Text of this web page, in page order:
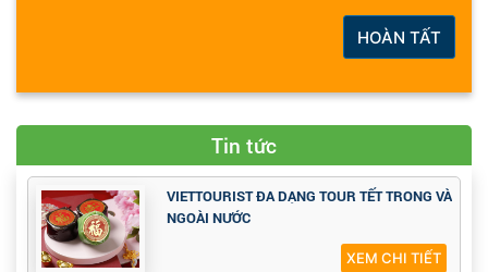
HOÀN TẤT
Tin tức
VIETTOURIST ĐA DẠNG TOUR TẾT TRONG VÀ
NGOÀI NƯỚC
XEM CHI TIẾT